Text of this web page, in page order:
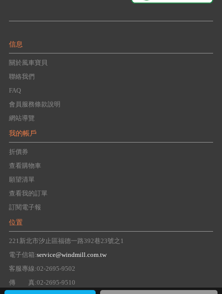
信息
關於風車寶貝
聯絡我們
FAQ
會員服務條款說明
網站導覽
我的帳戶
折價券
查看購物車
願望清單
查看我的訂單
訂閱電子報
位置
221新北市汐止區福德一路392巷23號之1
電子信箱:service@windmill.com.tw
客服專線:02-2695-9502
傳 真:02-2695-9510